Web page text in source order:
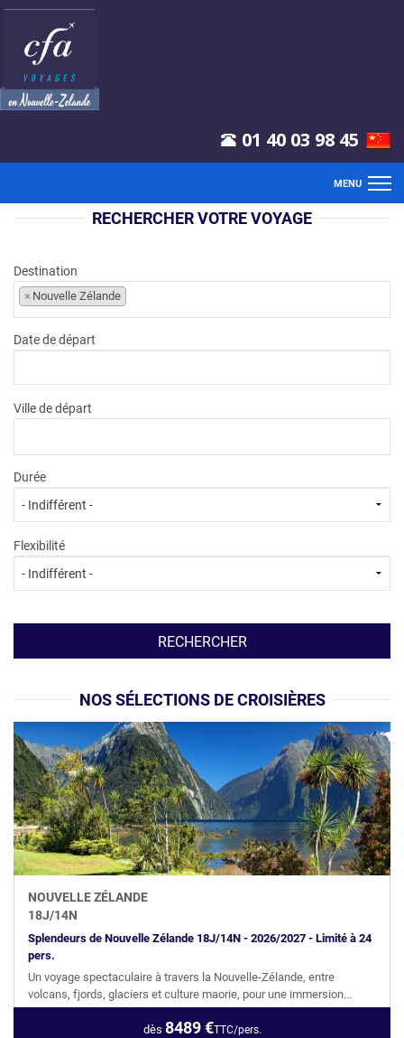
01 40 03 98 45
MENU
ACCUEIL
VOLS
CIRCUITS
CROISIÈRES
RECHERCHER VOTRE VOYAGE
Destination
× Nouvelle Zélande
Date de départ
Ville de départ
Durée
Flexibilité
NOS SÉLECTIONS DE CROISIÈRES
NOUVELLE ZÉLANDE
18J/14N
Splendeurs de Nouvelle Zélande 18J/14N - 2026/2027 - Limité à 24
pers.
Un voyage spectaculaire à travers la Nouvelle-Zélande, entre
volcans, fjords, glaciers et culture maorie, pour une immersion...
dès 8489€TTC/pers.